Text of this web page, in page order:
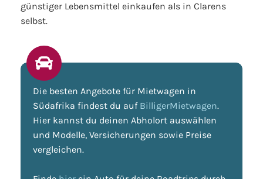
günstiger Lebensmittel einkaufen als in Clarens
selbst.
Die besten Angebote für Mietwagen in
Südafrika findest du auf BilligerMietwagen.
Hier kannst du deinen Abholort auswählen
und Modelle, Versicherungen sowie Preise
vergleichen.